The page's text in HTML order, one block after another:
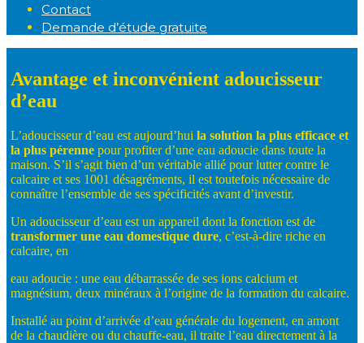
Contact
Demande d’étude gratuite
Avantage et inconvénient adoucisseur
d’eau
L’adoucisseur d’eau est aujourd’hui la solution la plus efficace et
la plus pérenne pour profiter d’une eau adoucie dans toute la
maison. S’il s’agit bien d’un véritable allié pour lutter contre le
calcaire et ses 1001 désagréments, il est toutefois nécessaire de
connaître l’ensemble de ses spécificités avant d’investir.
Un adoucisseur d’eau est un appareil dont la fonction est de
transformer une eau domestique dure, c’est-à-dire riche en
calcaire, en
eau adoucie : une eau débarrassée de ses ions calcium et
magnésium, deux minéraux à l’origine de la formation du calcaire.
Installé au point d’arrivée d’eau générale du logement, en amont
de la chaudière ou du chauffe-eau, il traite l’eau directement à la